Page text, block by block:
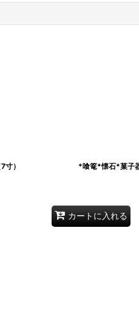
籠（7寸） *喰篭*懐石*菓子器
カートに入れる